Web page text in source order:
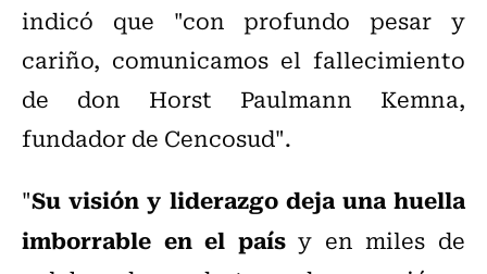
indicó que "con profundo pesar y
cariño, comunicamos el fallecimiento
de don Horst Paulmann Kemna,
fundador de Cencosud".
"Su visión y liderazgo deja una huella
imborrable en el paísy en miles de